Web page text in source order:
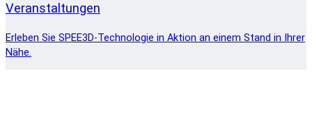
Veranstaltungen
Erleben Sie SPEE3D-Technologie in Aktion an einem Stand in Ihrer
Nähe.